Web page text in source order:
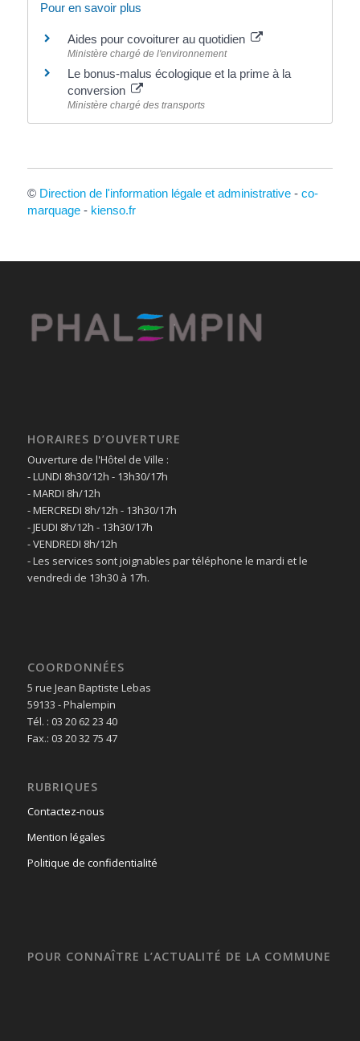
Pour en savoir plus
Aides pour covoiturer au quotidien
Ministère chargé de l'environnement
Le bonus-malus écologique et la prime à la
conversion
Ministère chargé des transports
© Direction de l'information légale et administrative- co-
marquage- kienso.fr
HORAIRES D’OUVERTURE
Ouverture de l'Hôtel de Ville :
- LUNDI 8h30/12h - 13h30/17h
- MARDI 8h/12h
- MERCREDI 8h/12h - 13h30/17h
- JEUDI 8h/12h - 13h30/17h
- VENDREDI 8h/12h
- Les services sont joignables par téléphone le mardi et le
vendredi de 13h30 à 17h.
COORDONNÉES
5 rue Jean Baptiste Lebas
59133 - Phalempin
Tél. : 03 20 62 23 40
Fax.: 03 20 32 75 47
RUBRIQUES
Contactez-nous
Mention légales
Politique de confidentialité
POUR CONNAÎTRE L’ACTUALITÉ DE LA COMMUNE